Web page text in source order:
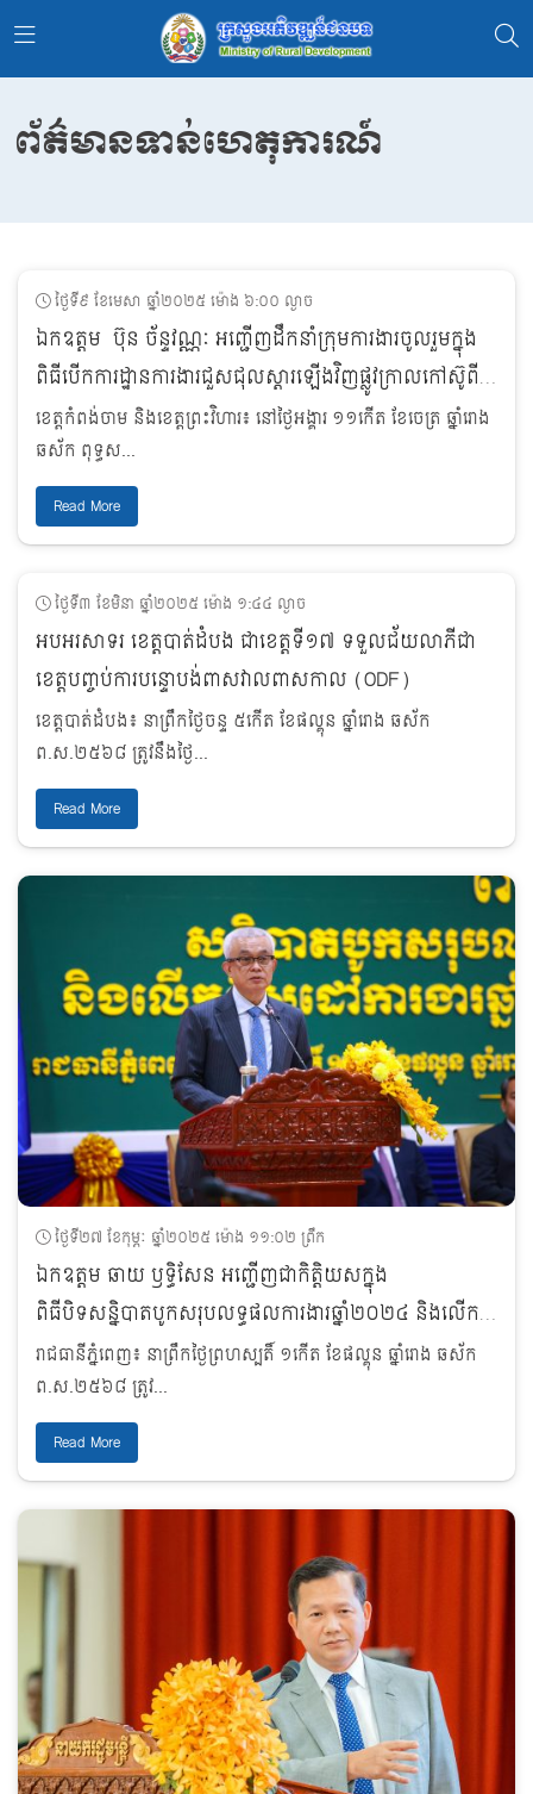
ព័ត៌មានទាន់ហេតុការណ៍
ថ្ងៃទី៩ ខែមេសា ឆ្នាំ២០២៥ ម៉ោង ៦:០០ ល្ងាច
ឯកឧត្តម ប៊ុន ច័ន្ទវណ្ណៈ អញ្ជើញដឹកនាំក្រុមការងារចូលរួមក្នុង
ពិធីបើកការដ្ឋានការងារជួសជុលស្តារឡើងវិញផ្លូវក្រាលកៅស៊ូពីរ
ជាន់ (DBST) ចំនួន ២គម្រោង នៅខេត្តកំពង់ចាម និងខេត្ត
ព្រះវិហារ
ខេត្តកំពង់ចាម និងខេត្តព្រះវិហារ៖ នៅថ្ងៃអង្គារ ១១កើត ខែចេត្រ ឆ្នាំរោង
ឆស័ក ពុទ្ធស...
Read More
ថ្ងៃទី៣ ខែមិនា ឆ្នាំ២០២៥ ម៉ោង ១:៤៤ ល្ងាច
អបអរសាទរ ខេត្តបាត់ដំបង ជាខេត្តទី១៧ ទទួលជ័យលាភីជា
ខេត្តបញ្ចប់ការបន្ទោបង់ពាសវាលពាសកាល (ODF)
ខេត្តបាត់ដំបង៖ នាព្រឹកថ្ងៃចន្ទ ៥កើត ខែផល្គុន ឆ្នាំរោង ឆស័ក
ព.ស.២៥៦៨ ត្រូវនឹងថ្ងៃ...
Read More
ថ្ងៃទី២៧ ខែកុម្ភៈ ឆ្នាំ២០២៥ ម៉ោង ១១:០២ ព្រឹក
ឯកឧត្តម ឆាយ ឫទ្ធិសែន អញ្ជើញជាកិត្តិយសក្នុង
ពិធីបិទសន្និបាតបូកសរុបលទ្ធផលការងារឆ្នាំ២០២៤ និងលើក
ទិសដៅការងារឆ្នាំ២០២៥ របស់ក្រសួងផែនការ
រាជធានីភ្នំពេញ៖ នាព្រឹកថ្ងៃព្រហស្បតិ៍ ១កើត ខែផល្គុន ឆ្នាំរោង ឆស័ក
ព.ស.២៥៦៨ ត្រូវ...
Read More